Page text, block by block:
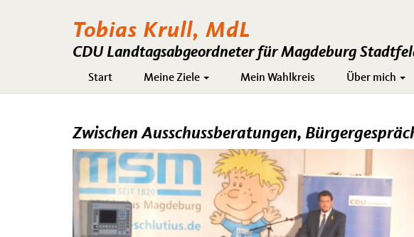
Tobias Krull, MdL
CDU Landtagsabgeordneter für Magdeburg
Hauptnavigation
Start Meine Ziele Mein Wahlkreis Über mich
Zwischen Ausschussberatungen,